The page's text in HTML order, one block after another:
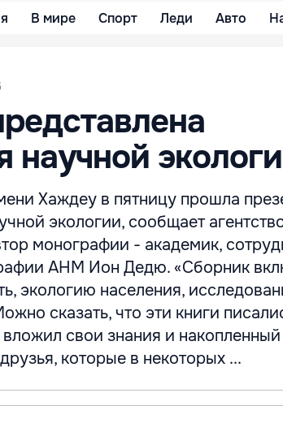
В мире Спорт Леди Авто
научной
Хаждеу в пятницу прошла
экологии, сообщает
монографии - академик,
АНМ Ион Дедю. «Сборник
экологию населения,
сказать, что эти книги
свои знания и
которые в некоторых ...